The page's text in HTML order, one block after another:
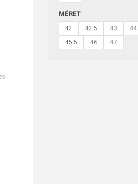
MÉRET
42 42,5 43 44
45,5
46 47